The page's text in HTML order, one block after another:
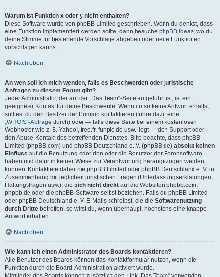
Warum ist Funktion x oder y nicht enthalten?
Diese Software wurde von phpBB Limited geschrieben. Wenn du denkst, dass
eine Funktion implementiert werden sollte, dann besuche phpBB Ideas, wo du
deine Stimme für bestehende Vorschläge abgeben oder neue Funktionen
vorschlagen kannst.
Nach oben
An wen soll ich mich wenden, falls es Beschwerden oder juristische
Anfragen zu diesem Forum gibt?
Jeder Administrator, der auf der „Das Team“-Seite aufgeführt ist, ist ein
geeigneter Kontakt für deine Beschwerde. Wenn du so keine Antwort erhältst,
solltest du den Besitzer der Domain kontaktieren (führe dazu eine
„WHOIS“-Abfrage durch) oder — falls diese Seite bei einem kostenlosen
Webhoster wie z. B. Yahoo!, free.fr, funpic.de usw. liegt — den Support oder
den Abuse-Kontakt des betreffenden Dienstes. Bitte beachte, dass phpBB
Limited (phpBB.com) und phpBB Deutschland e. V. (phpBB.de) absolut keinen
Einfluss auf die Benutzung oder den oder die Benutzer der Forensoftware
haben und dafür in keiner Weise zur Verantwortung herangezogen werden
können. Kontaktiere daher nie phpBB Limited oder phpBB Deutschland e. V. in
Zusammenhang mit jeglichen juristischen Fragen (Unterlassungserklärungen,
Haftungsfragen usw.), die sich nicht direkt auf die Websiten phpbb.com,
phpbb.de oder die phpBB-Software selbst beziehen. Falls du phpBB Limited
oder phpBB Deutschland e. V. E-Mails schreibst, die die Softwarenutzung
durch Dritte betreffen, so wirst du, wenn überhaupt, höchstens eine knappe
Antwort erhalten.
Nach oben
Wie kann ich einen Administrator des Boards kontaktieren?
Alle Benutzer des Boards können das Kontaktformular nutzen, wenn die
Funktion durch die Board-Administration aktiviert wurde.
Mitglieder des Boards können zusätzlich den Link „Das Team“ verwenden.